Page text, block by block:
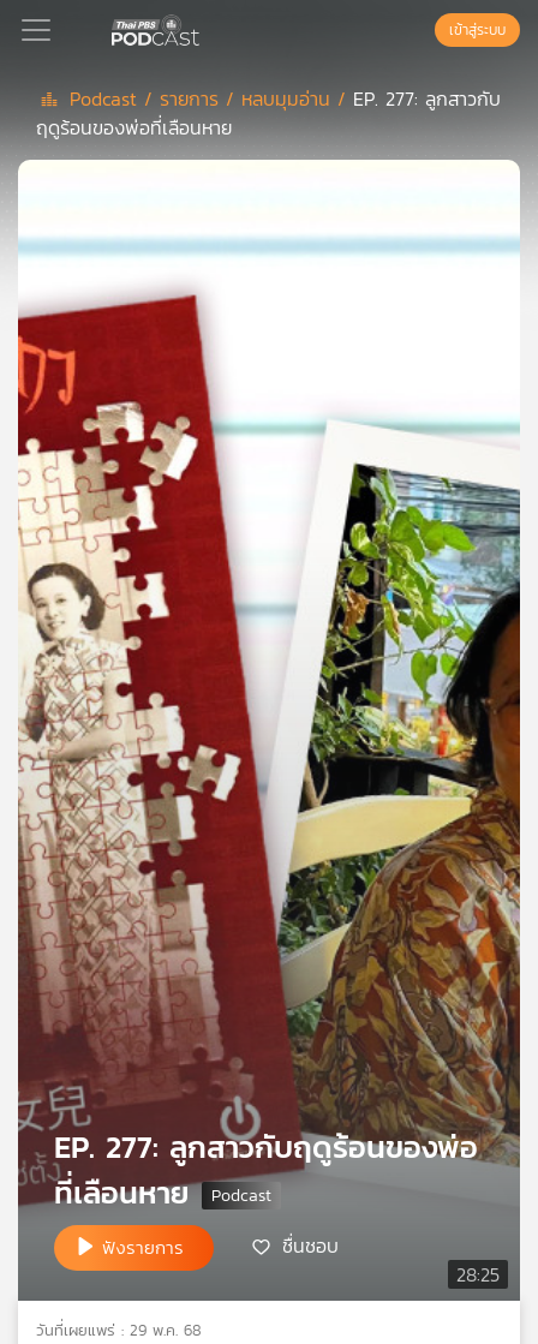
Podcast
ย์
สต์
แนะนำ
เพล
ย์
ลิ
สต์
ของ
คุณ
เพลง
บทความ
ข่าว
และ
กิจกรรม
เกี่ยว
กับ
เรา
เครือ
ข่าย
วิทยุ
ไทย
พี
เข้าสู่ระบบ
Podcast / รายการ / หลบมุมอ่าน / EP. 277: ลูกสาวกับ
ฤดูร้อนของพ่อที่เลือนหาย
28:25
EP. 277: ลูกสาวกับฤดูร้อนของพ่อ
ที่เลือนหาย
ฟังรายการ ชื่นชอบ
วันที่เผยแพร่ : 29 พ.ค. 68